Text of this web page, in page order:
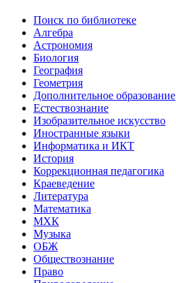
Поиск по библиотеке
Алгебра
Астрономия
Биология
География
Геометрия
Дополнительное образование
Естествознание
Изобразительное искусство
Иностранные языки
Информатика и ИКТ
История
Коррекционная педагогика
Краеведение
Литература
Математика
МХК
Музыка
ОБЖ
Обществознание
Право